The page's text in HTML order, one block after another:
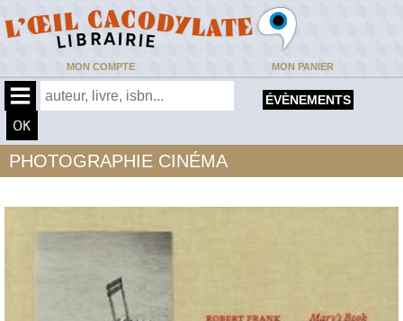
MON COMPTE MON PANIER
ÉVÈNEMENTS
PHOTOGRAPHIE CINÉMA